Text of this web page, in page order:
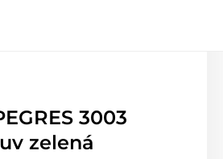
3003
zelená